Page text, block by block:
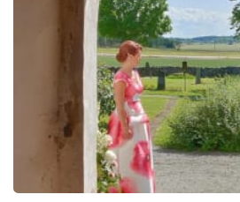
Sex a vztahy
Videa
Sledujte prima+